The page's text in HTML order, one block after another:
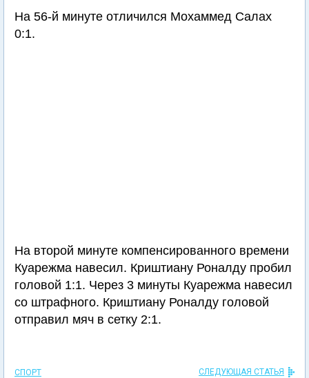
На 56-й минуте отличился Мохаммед Салах
0:1.
На второй минуте компенсированного времени
Куарежма навесил. Криштиану Роналду пробил
головой 1:1. Через 3 минуты Куарежма навесил
со штрафного. Криштиану Роналду головой
отправил мяч в сетку 2:1.
СПОРТ СЛЕДУЮЩАЯ СТАТЬЯ